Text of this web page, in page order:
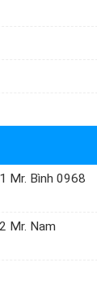
Mr. Bình 0968
Mr. Nam